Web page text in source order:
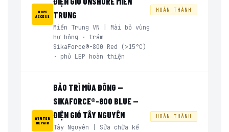
ROPE
ACCESS
TRUNG
Miền Trung VN | Mài bỏ vùng
hư hỏng · trám
SikaForce®-800 Red (>15°C)
· phủ LEP hoàn thiện
HOÀN THÀNH
WINTER
REPAIR
BẢO TRÌ MÙA ĐÔNG —
SIKAFORCE®-800 BLUE —
ĐIỆN GIÓ TÂY NGUYÊN
Tây Nguyên | Sửa chữa kế
HOÀN THÀNH